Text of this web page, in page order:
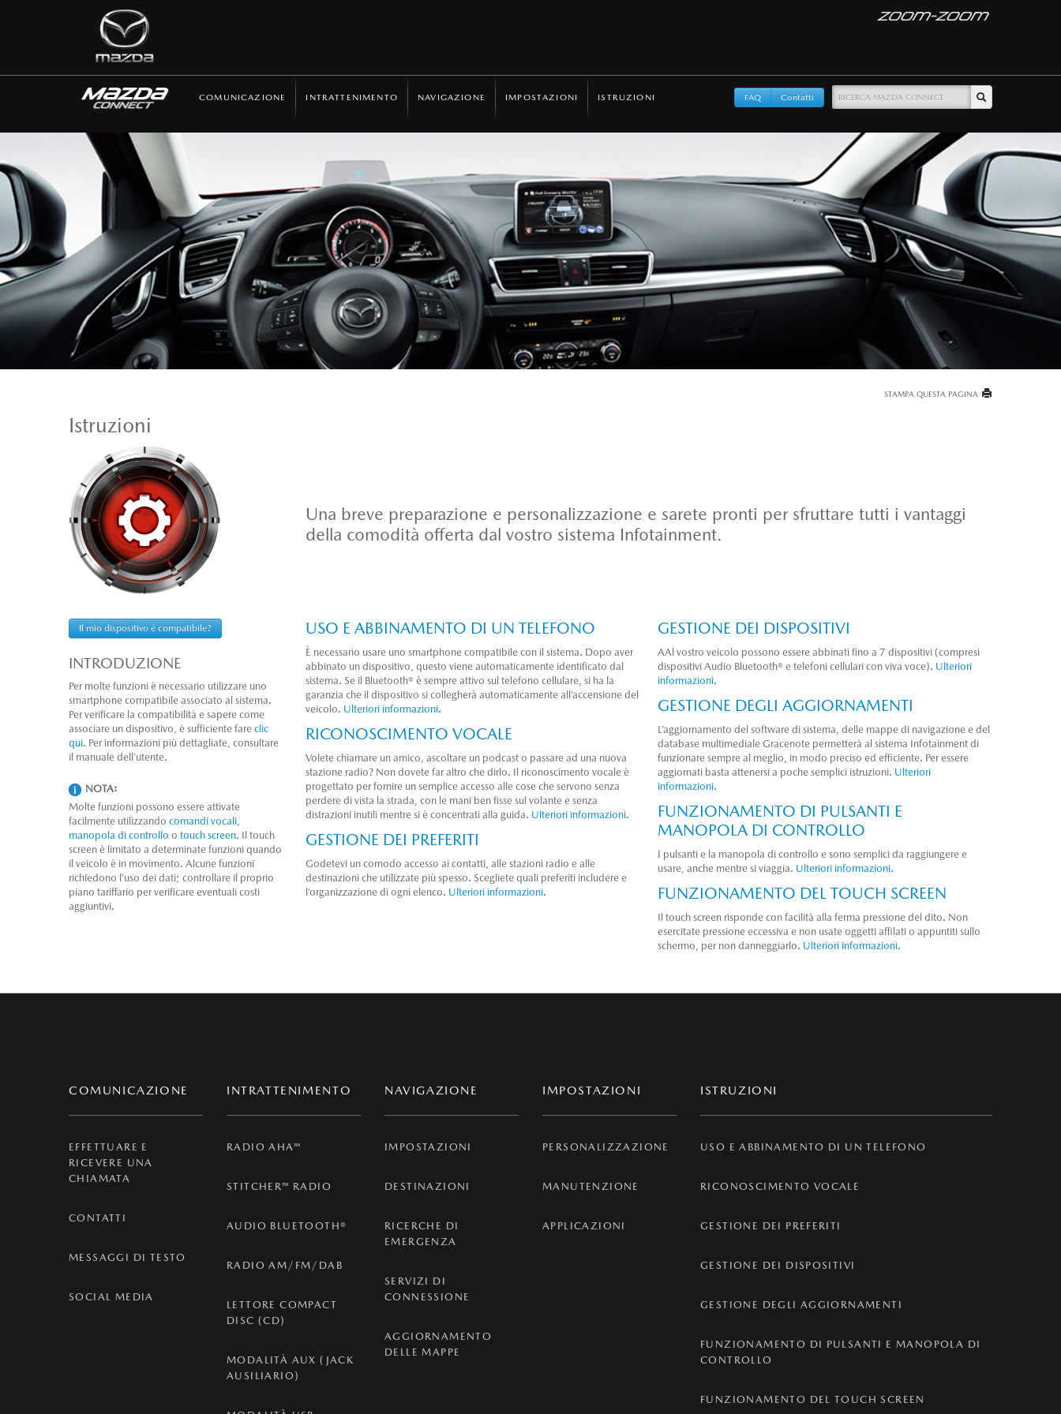
COMUNICAZIONE INTRATTENIMENTO NAVIGAZIONE IMPOSTAZIONI ISTRUZIONI FAQ Contatti
STAMPA QUESTA PAGINA
Istruzioni
Una breve preparazione e personalizzazione e sarete pronti per sfruttare tutti i vantaggi
della comodità offerta dal vostro sistema Infotainment.
Il mio dispositivo è compatibile?
INTRODUZIONE
Per molte funzioni è necessario utilizzare uno
smartphone compatibile associato al sistema.
Per verificare la compatibilità e sapere come
associare un dispositivo, è sufficiente fare clic
qui. Per informazioni più dettagliate, consultare
il manuale dell’utente.
NOTA:
Molte funzioni possono essere attivate
facilmente utilizzando comandi vocali,
manopola di controllo o touch screen. Il touch
screen è limitato a determinate funzioni quando
il veicolo è in movimento. Alcune funzioni
richiedono l’uso dei dati; controllare il proprio
piano tariffario per verificare eventuali costi
aggiuntivi.
USO E ABBINAMENTO DI UN TELEFONO
È necessario usare uno smartphone compatibile con il sistema. Dopo aver
abbinato un dispositivo, questo viene automaticamente identificato dal
sistema. Se il Bluetooth® è sempre attivo sul telefono cellulare, si ha la
garanzia che il dispositivo si collegherà automaticamente all’accensione del
veicolo. Ulteriori informazioni.
RICONOSCIMENTO VOCALE
Volete chiamare un amico, ascoltare un podcast o passare ad una nuova
stazione radio? Non dovete far altro che dirlo. Il riconoscimento vocale è
progettato per fornire un semplice accesso alle cose che servono senza
perdere di vista la strada, con le mani ben fisse sul volante e senza
distrazioni inutili mentre si è concentrati alla guida. Ulteriori informazioni.
GESTIONE DEI PREFERITI
Godetevi un comodo accesso ai contatti, alle stazioni radio e alle
destinazioni che utilizzate più spesso. Scegliete quali preferiti includere e
l’organizzazione di ogni elenco. Ulteriori informazioni.
GESTIONE DEI DISPOSITIVI
AAl vostro veicolo possono essere abbinati fino a 7 dispositivi (compresi
dispositivi Audio Bluetooth® e telefoni cellulari con viva voce). Ulteriori
informazioni.
GESTIONE DEGLI AGGIORNAMENTI
L’aggiornamento del software di sistema, delle mappe di navigazione e del
database multimediale Gracenote permetterà al sistema Infotainment di
funzionare sempre al meglio, in modo preciso ed efficiente. Per essere
aggiornati basta attenersi a poche semplici istruzioni. Ulteriori
informazioni.
FUNZIONAMENTO DI PULSANTI E
MANOPOLA DI CONTROLLO
I pulsanti e la manopola di controllo e sono semplici da raggiungere e
usare, anche mentre si viaggia. Ulteriori informazioni.
FUNZIONAMENTO DEL TOUCH SCREEN
Il touch screen risponde con facilità alla ferma pressione del dito. Non
esercitate pressione eccessiva e non usate oggetti affilati o appuntiti sullo
schermo, per non danneggiarlo. Ulteriori informazioni.
COMUNICAZIONE
EFFETTUARE E
RICEVERE UNA
CHIAMATA
CONTATTI
MESSAGGI DI TESTO
SOCIAL MEDIA
INTRATTENIMENTO
RADIO AHA™
STITCHER™ RADIO
AUDIO BLUETOOTH®
RADIO AM/FM/DAB
LETTORE COMPACT
DISC (CD)
MODALITÀ AUX (JACK
AUSILIARIO)
NAVIGAZIONE
IMPOSTAZIONI
DESTINAZIONI
RICERCHE DI
EMERGENZA
SERVIZI DI
CONNESSIONE
AGGIORNAMENTO
DELLE MAPPE
IMPOSTAZIONI
PERSONALIZZAZIONE
MANUTENZIONE
APPLICAZIONI
ISTRUZIONI
USO E ABBINAMENTO DI UN TELEFONO
RICONOSCIMENTO VOCALE
GESTIONE DEI PREFERITI
GESTIONE DEI DISPOSITIVI
GESTIONE DEGLI AGGIORNAMENTI
FUNZIONAMENTO DI PULSANTI E MANOPOLA DI
CONTROLLO
FUNZIONAMENTO DEL TOUCH SCREEN